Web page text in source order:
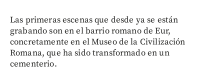
Las primeras escenas que desde ya se están
grabando son en el barrio romano de Eur,
concretamente en el Museo de la Civilización
Romana, que ha sido transformado en un
cementerio.